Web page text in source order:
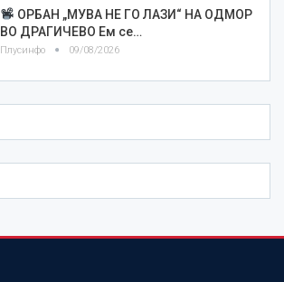
ОРБАН „МУВА НЕ ГО ЛАЗИ“ НА ОДМОР
ВО ДРАГИЧЕВО Ем се…
Плусинфо 09/08/2026